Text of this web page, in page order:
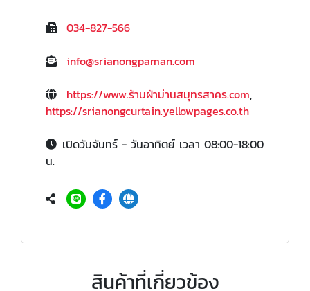
034-827-566
info@srianongpaman.com
https://www.ร้านผ้าม่านสมุทรสาคร.com,
https://srianongcurtain.yellowpages.co.th
เปิดวันจันทร์ - วันอาทิตย์ เวลา 08:00-18:00
น.
สินค้าที่เกี่ยวข้อง